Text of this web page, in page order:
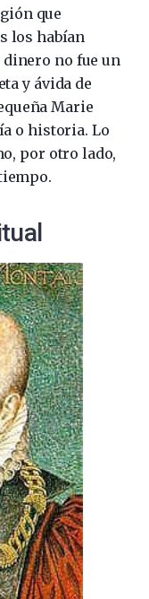
que
los habían
no fue un
y ávida de
Marie
o historia. Lo
por otro lado,